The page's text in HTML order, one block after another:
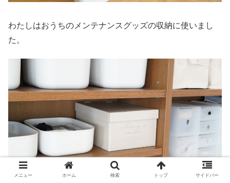
わたしはおうちのメンテナンスグッズの収納に使いまし
た。
メニュー ホーム 検索 トップ サイドバー